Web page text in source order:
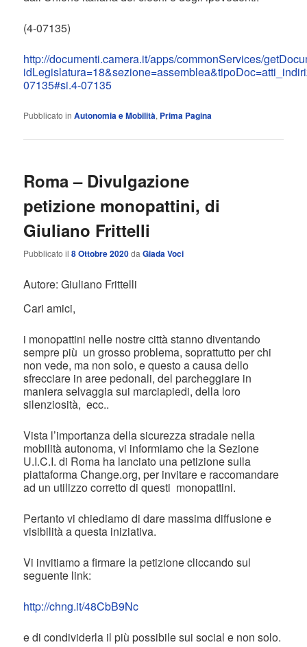
(4-07135)
http://documenti.camera.it/apps/commonServices/
07135#si.4-07135
Pubblicato in Autonomia e Mobilità, Prima Pagina
Roma – Divulgazione
petizione monopattini, di
Giuliano Frittelli
Pubblicato il8 Ottobre 2020daGiada Voci
Autore: Giuliano Frittelli
Cari amici,
i monopattini nelle nostre città stanno diventando
sempre più un grosso problema, soprattutto per chi
non vede, ma non solo, e questo a causa dello
sfrecciare in aree pedonali, del parcheggiare in
maniera selvaggia sui marciapiedi, della loro
silenziosità, ecc..
Vista l’importanza della sicurezza stradale nella
mobilità autonoma, vi informiamo che la Sezione
U.I.C.I. di Roma ha lanciato una petizione sulla
piattaforma Change.org, per invitare e raccomandare
ad un utilizzo corretto di questi monopattini.
Pertanto vi chiediamo di dare massima diffusione e
visibilità a questa iniziativa.
Vi invitiamo a firmare la petizione cliccando sul
seguente link:
http://chng.it/48CbB9Nc
e di condividerla il più possibile sui social e non solo.